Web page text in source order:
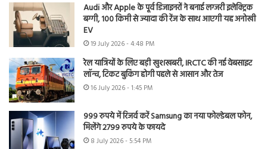
Audi और Apple के पूर्व डिजाइनरों ने बनाई लग्जरी इलेक्ट्रिक
बग्गी, 100 किमी से ज्यादा की रेंज के साथ आएगी यह अनोखी
EV
19 July 2026 - 4:48 PM
रेल यात्रियों के लिए बड़ी खुशखबरी, IRCTC की नई वेबसाइट
लॉन्च, टिकट बुकिंग होगी पहले से आसान और तेज
16 July 2026 - 1:45 PM
999 रुपये में रिजर्व करें Samsung का नया फोल्डेबल फोन,
मिलेंगे 2799 रुपये के फायदे
8 July 2026 - 5:54 PM